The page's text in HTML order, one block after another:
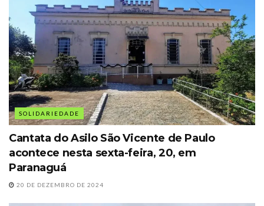
SOLIDARIEDADE
Cantata do Asilo São Vicente de Paulo
acontece nesta sexta-feira, 20, em
Paranaguá
20 DE DEZEMBRO DE 2024